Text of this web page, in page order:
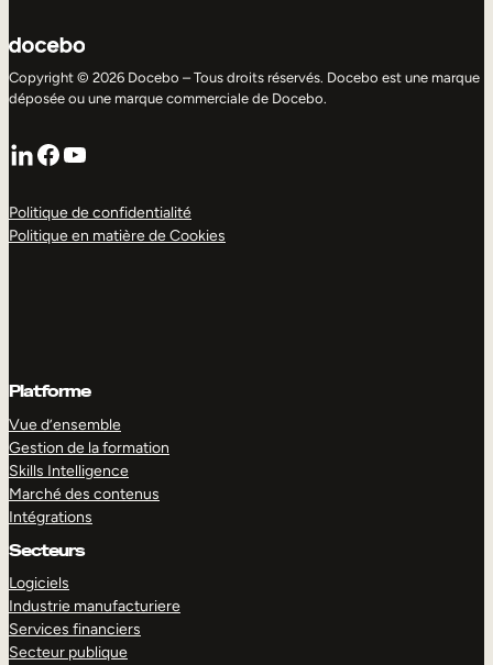
Copyright © 2026 Docebo – Tous droits réservés. Docebo est une marque
déposée ou une marque commerciale de Docebo.
LinkedIn
Facebook
YouTube
Politique de confidentialité
Politique en matière de Cookies
Platforme
Vue d’ensemble
Gestion de la formation
Skills Intelligence
Marché des contenus
Intégrations
Secteurs
Logiciels
Industrie manufacturiere
Services financiers
Secteur publique